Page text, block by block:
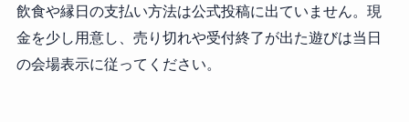
飲食や縁日の支払い方法は公式投稿に出ていません。現
金を少し用意し、売り切れや受付終了が出た遊びは当日
の会場表示に従ってください。